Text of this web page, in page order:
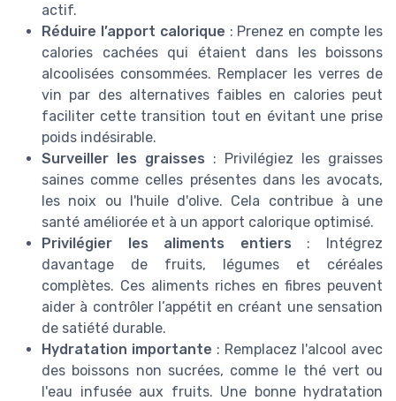
actif.
Réduire l’apport calorique : Prenez en compte les
calories cachées qui étaient dans les boissons
alcoolisées consommées. Remplacer les verres de
vin par des alternatives faibles en calories peut
faciliter cette transition tout en évitant une prise
poids indésirable.
Surveiller les graisses : Privilégiez les graisses
saines comme celles présentes dans les avocats,
les noix ou l'huile d'olive. Cela contribue à une
santé améliorée et à un apport calorique optimisé.
Privilégier les aliments entiers : Intégrez
davantage de fruits, légumes et céréales
complètes. Ces aliments riches en fibres peuvent
aider à contrôler l’appétit en créant une sensation
de satiété durable.
Hydratation importante : Remplacez l'alcool avec
des boissons non sucrées, comme le thé vert ou
l'eau infusée aux fruits. Une bonne hydratation